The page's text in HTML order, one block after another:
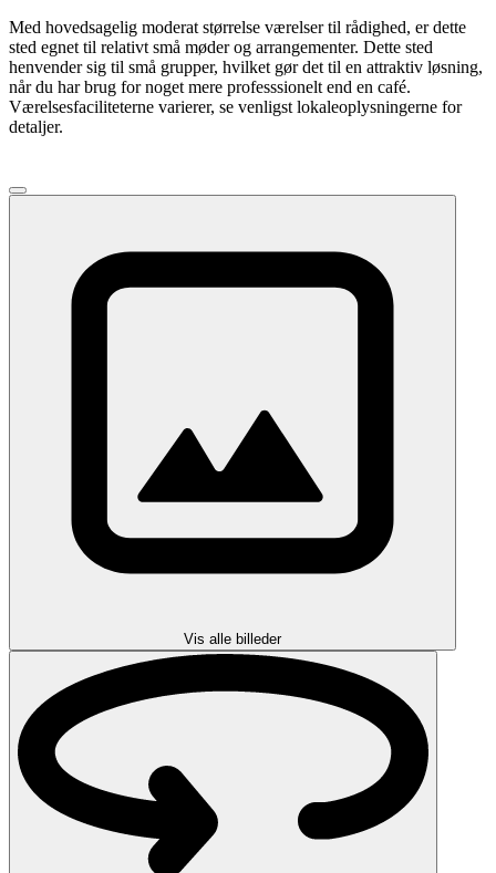
Med hovedsagelig moderat størrelse værelser til rådighed, er dette
sted egnet til relativt små møder og arrangementer. Dette sted
henvender sig til små grupper, hvilket gør det til en attraktiv løsning,
når du har brug for noget mere professsionelt end en café.
Værelsesfaciliteterne varierer, se venligst lokaleoplysningerne for
detaljer.
Vis alle billeder